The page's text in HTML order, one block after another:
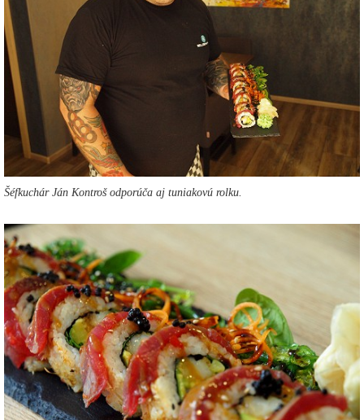
Šéfkuchár Ján Kontroš odporúča aj tuniakovú rolku.